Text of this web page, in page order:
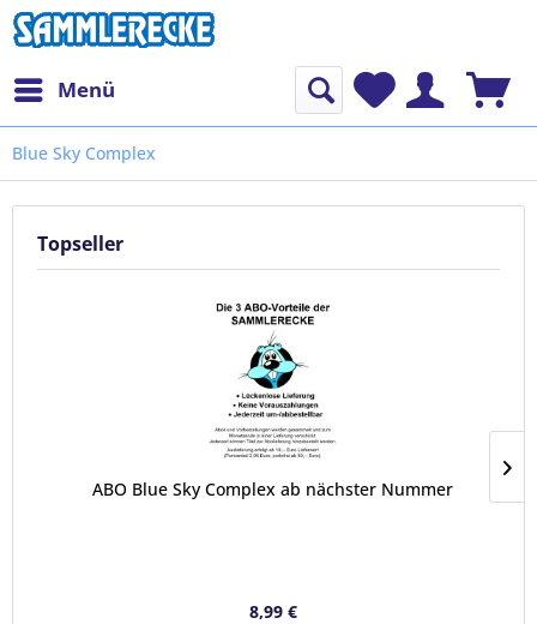
Menü
Blue Sky Complex
Topseller
ABO Blue Sky Complex ab nächster Nummer
8,99 €